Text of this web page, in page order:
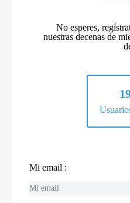
No esperes,
nuestras decenas de
Mi email :